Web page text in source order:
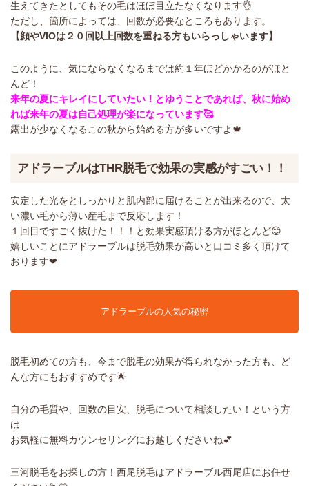
生えてきたとしてもその毛はほぼ目立たなくなります👌
ただし、箇所によっては、回数が必要なところもあります。
【顔やVIOは２０回以上回数を重ねる方もいらっしゃいます】
このように、気にならなくなるまでは約１年ほどかかるのがほと
んど！
来年の夏にキレイにしていたい！とゆうことであれば、秋に始め
れば来年の夏は自己処理が楽になっています🥰
露出が少なくなるこの秋から始める方が多いですよ🍁
アドラーブルはTHR脱毛で効果の実感がすごい！！
安定した光をとしっかりと肌内部に届けることが出来るので、太
い濃い毛から薄い産毛まで反応します！
１回目ですごく抜けた！！！と効果実感頂ける方がほとんど😊
嬉しいことにアドラーブルは脱毛効果が高いと口コミ多く頂けて
おります❤
アドラーブルの人気の秘密
脱毛初めての方も、今まで脱毛の効果が得られなかった方も、ど
んな方にもおすすめです🌟
自分の毛質や、回数の目安、脱毛について相談したい！という方
は
お気軽に無料カウンセリングにお越しくださいね💕
三河脱毛をお探しの方！西尾脱毛はアドラーブル西尾店にお任せ